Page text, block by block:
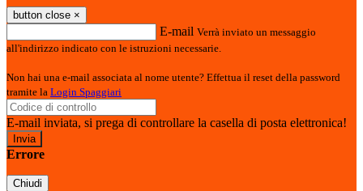
button close ×
E-mail Verrà inviato un messaggio
all'indirizzo indicato con le istruzioni necessarie.
Non hai una e-mail associata al nome utente? Effettua il reset della password
tramite la Login Spaggiari
E-mail inviata, si prega di controllare la casella di posta elettronica!
Errore
Chiudi